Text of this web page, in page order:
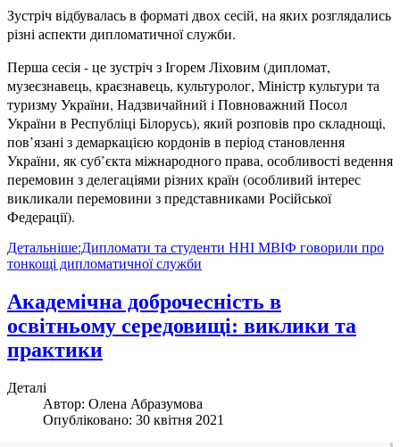
Зустріч відбувалась в форматі двох сесій, на яких розглядались
різні аспекти дипломатичної служби.
Перша сесія - це зустріч з Ігорем Ліховим (дипломат,
музеєзнавець, краєзнавець, культуролог, Міністр культури та
туризму України, Надзвичайний і Повноважний Посол
України в Республіці Білорусь), який розповів про складнощі,
пов’язані з демаркацією кордонів в період становлення
України, як суб’єкта міжнародного права, особливості ведення
перемовин з делегаціями різних країн (особливий інтерес
викликали перемовини з представниками Російської
Федерації).
Детальніше:Дипломати та студенти ННІ МВІФ говорили про
тонкощі дипломатичної служби
Академічна доброчесність в
освітньому середовищі: виклики та
практики
Деталі
Автор: Олена Абразумова
Опубліковано: 30 квітня 2021